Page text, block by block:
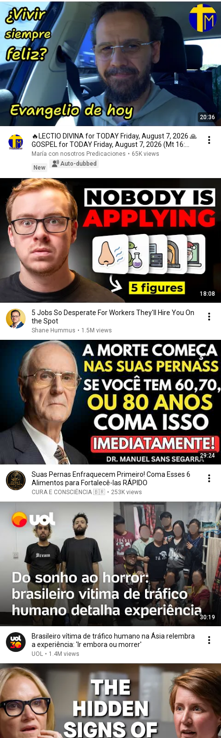
20:36
🔥LECTIO DIVINA for TODAY Friday, August 7, 2026 🙏
GOSPEL for TODAY Friday, August 7, 2026 (Mt 16:...
María con nosotros Predicaciones • 65K views
New
Auto-dubbed
18:08
5 Jobs So Desperate For Workers They'll Hire You On
the Spot
Shane Hummus • 1.5M views
29:24
Suas Pernas Enfraquecem Primeiro! Coma Esses 6
Alimentos para Fortalecê-las RÁPIDO
CURA E CONSCIÊNCIA 🇧🇷 • 253K views
30:19
Brasileiro vítima de tráfico humano na Ásia relembra
a experiência: 'Ir embora ou morrer'
UOL • 1.4M views